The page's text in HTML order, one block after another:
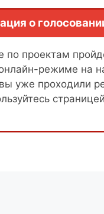
о
по проектам
режиме на
уже проходили
страницей